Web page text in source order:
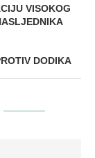
VISOKOG
DODIKA